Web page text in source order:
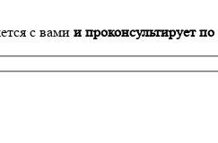
с вами и проконсультирует